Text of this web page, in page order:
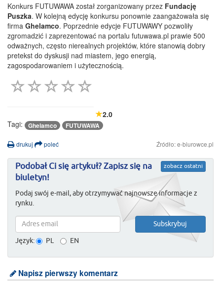
Konkurs FUTUWAWA został zorganizowany przez Fundację
Puszka. W kolejną edycję konkursu ponownie zaangażowała się
firma Ghelamco. Poprzednie edycje FUTUWAWY pozwoliły
zgromadzić i zaprezentować na portalu futuwawa.pl prawie 500
odważnych, często nierealnych projektów, które stanowią dobry
pretekst do dyskusji nad miastem, jego energią,
zagospodarowaniem i użytecznością.
2.0
Tagi:
Ghelamco FUTUWAWA
drukuj poleć Źródło: e-biurowce.pl
zobacz ostatni
Podobał Ci się artykuł? Zapisz się na
biuletyn!
Podaj swój e-mail, aby otrzymywać najnowsze informacje z
rynku.
Język: PL EN
Napisz pierwszy komentarz